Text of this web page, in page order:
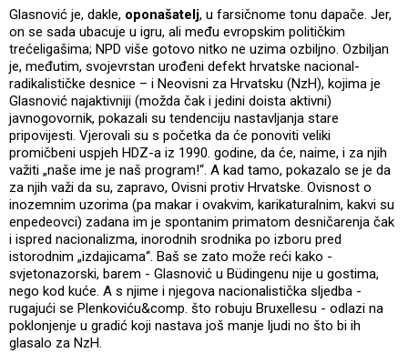
Glasnović je, dakle, oponašatelj, u farsičnome tonu dapače. Jer,
on se sada ubacuje u igru, ali među evropskim političkim
trećeligašima; NPD više gotovo nitko ne uzima ozbiljno. Ozbiljan
je, međutim, svojevrstan urođeni defekt hrvatske nacional-
radikalističke desnice – i Neovisni za Hrvatsku (NzH), kojima je
Glasnović najaktivniji (možda čak i jedini doista aktivni)
javnogovornik, pokazali su tendenciju nastavljanja stare
pripovijesti. Vjerovali su s početka da će ponoviti veliki
promičbeni uspjeh HDZ-a iz 1990. godine, da će, naime, i za njih
važiti „naše ime je naš program!“. A kad tamo, pokazalo se je da
za njih važi da su, zapravo, Ovisni protiv Hrvatske. Ovisnost o
inozemnim uzorima (pa makar i ovakvim, karikaturalnim, kakvi su
enpedeovci) zadana im je spontanim primatom desničarenja čak
i ispred nacionalizma, inorodnih srodnika po izboru pred
istorodnim „izdajicama“. Baš se zato može reći kako -
svjetonazorski, barem - Glasnović u Büdingenu nije u gostima,
nego kod kuće. A s njime i njegova nacionalistička sljedba -
rugajući se Plenkoviću&comp. što robuju Bruxellesu - odlazi na
poklonjenje u gradić koji nastava još manje ljudi no što bi ih
glasalo za NzH.